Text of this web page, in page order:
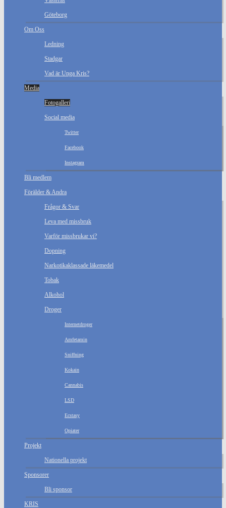
Göteborg
Om Oss
Ledning
Stadgar
Vad är Unga Kris?
Media
Fotogalleri
Social media
Twitter
Facebook
Instagram
Bli medlem
Förälder & Andra
Frågor & Svar
Leva med missbruk
Varför missbrukar vi?
Dopning
Narkotikaklassade läkemedel
Tobak
Alkohol
Droger
Internetdroger
Amfetamin
Sniffning
Kokain
Cannabis
LSD
Ecstasy
Opiater
Projekt
Nationella projekt
Sponsorer
Bli sponsor
KRIS